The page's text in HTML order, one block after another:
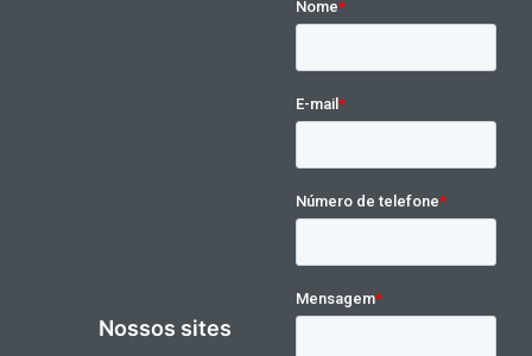
Nossos sites